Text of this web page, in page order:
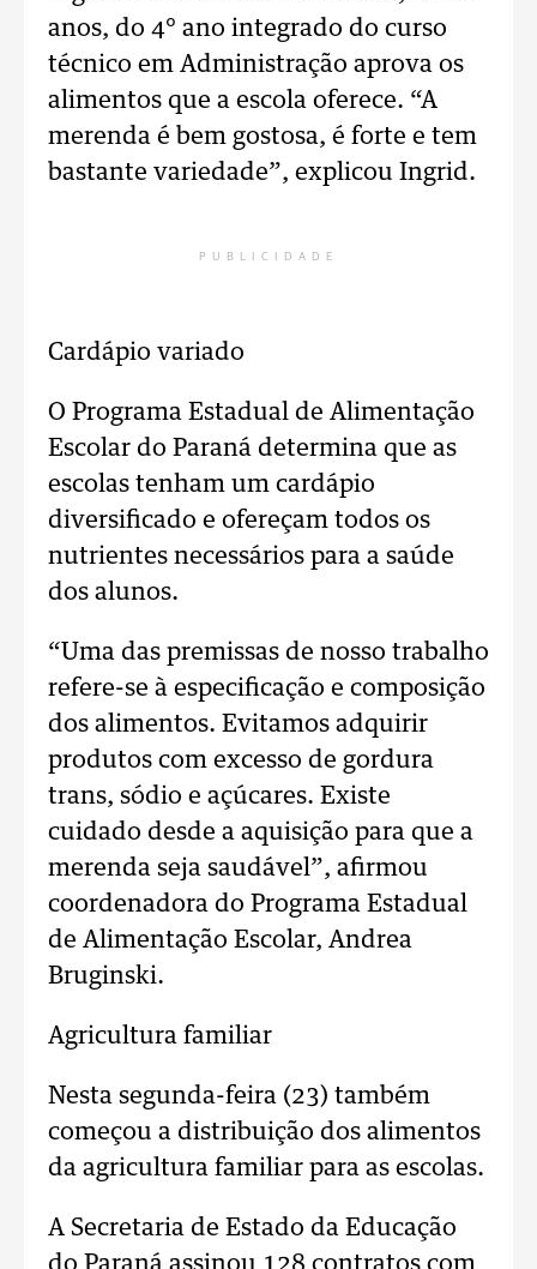
anos, do 4° ano integrado do curso
técnico em Administração aprova os
alimentos que a escola oferece. “A
merenda é bem gostosa, é forte e tem
bastante variedade”, explicou Ingrid.
PUBLICIDADE
Cardápio variado
O Programa Estadual de Alimentação
Escolar do Paraná determina que as
escolas tenham um cardápio
diversificado e ofereçam todos os
nutrientes necessários para a saúde
dos alunos.
“Uma das premissas de nosso trabalho
refere-se à especificação e composição
dos alimentos. Evitamos adquirir
produtos com excesso de gordura
trans, sódio e açúcares. Existe
cuidado desde a aquisição para que a
merenda seja saudável”, afirmou
coordenadora do Programa Estadual
de Alimentação Escolar, Andrea
Bruginski.
Agricultura familiar
Nesta segunda-feira (23) também
começou a distribuição dos alimentos
da agricultura familiar para as escolas.
A Secretaria de Estado da Educação
do Paraná assinou 128 contratos com